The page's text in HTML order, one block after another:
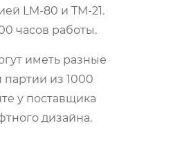
LM-80 и TM-21.
часов работы.
иметь разные
партии из 1000
у поставщика
дизайна.